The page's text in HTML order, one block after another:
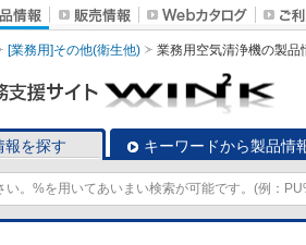
[業務用]その他(衛生他) 業務用空気清浄機の製品
報を探す キーワードから製品情